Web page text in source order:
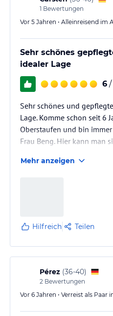
1 Bewertungen
Vor 5 Jahren • Alleinreisend im
Sehr schönes
idealer Lage
6 /
Sehr schönes und
Lage. Komme schon seit 6
Oberstaufen und bin
Frau Beng. Hier kann man
Mehr anzeigen
Hilfreich Teilen
Pérez (36-40)
2 Bewertungen
Vor 6 Jahren • Verreist als Paar